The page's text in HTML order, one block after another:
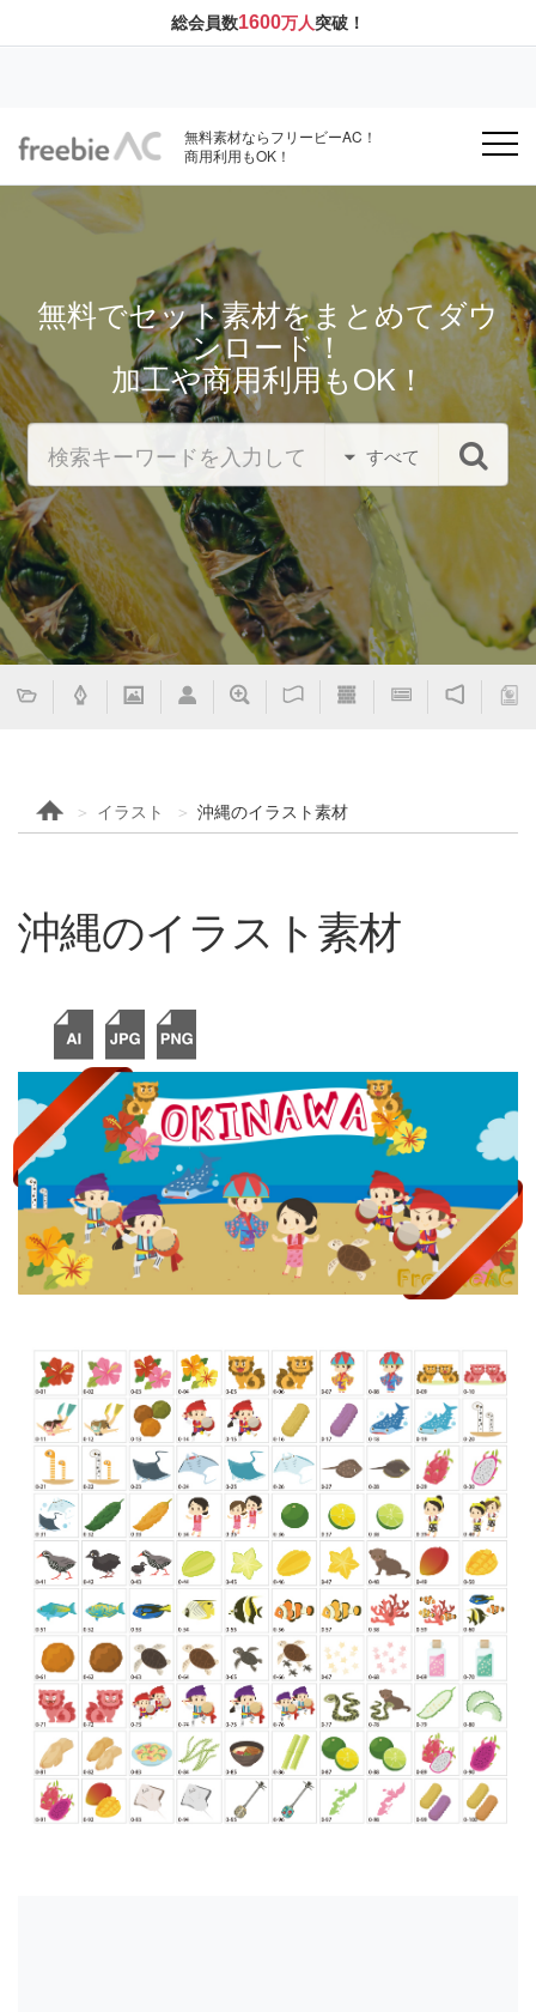
総会員数1600万人突破！
無料素材ならフリービーAC！
商用利用もOK！
無料でセット素材をまとめてダウ
ンロード！
加工や商用利用もOK！
すべて
イラスト 沖縄のイラスト素材
沖縄のイラスト素材